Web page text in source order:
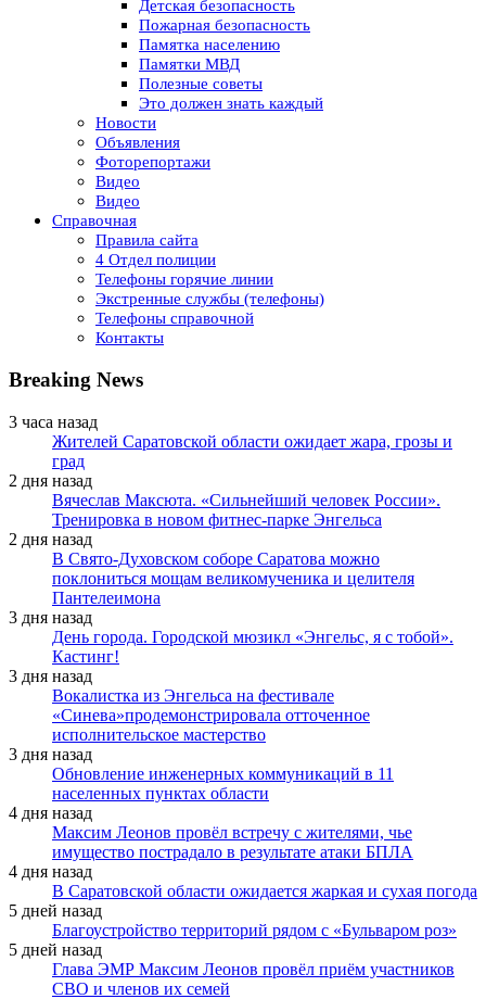
Детская безопасность
Пожарная безопасность
Памятка населению
Памятки МВД
Полезные советы
Это должен знать каждый
Новости
Объявления
Фоторепортажи
Видео
Видео
Справочная
Правила сайта
4 Отдел полиции
Телефоны горячие линии
Экстренные службы (телефоны)
Телефоны справочной
Контакты
Breaking News
3 часа назад
Жителей Саратовской области ожидает жара, грозы и
град
2 дня назад
Вячеслав Максюта. «Сильнейший человек России».
Тренировка в новом фитнес-парке Энгельса
2 дня назад
В Свято-Духовском соборе Саратова можно
поклониться мощам великомученика и целителя
Пантелеимона
3 дня назад
День города. Городской мюзикл «Энгельс, я с тобой».
Кастинг!
3 дня назад
Вокалистка из Энгельса на фестивале
«Синева»продемонстрировала отточенное
исполнительское мастерство
3 дня назад
Обновление инженерных коммуникаций в 11
населенных пунктах области
4 дня назад
Максим Леонов провёл встречу с жителями, чье
имущество пострадало в результате атаки БПЛА
4 дня назад
В Саратовской области ожидается жаркая и сухая погода
5 дней назад
Благоустройство территорий рядом с «Бульваром роз»
5 дней назад
Глава ЭМР Максим Леонов провёл приём участников
СВО и членов их семей